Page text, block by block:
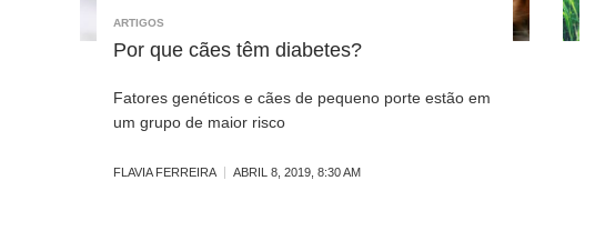
ARTIGOS
Por que cães têm diabetes?
Fatores genéticos e cães de pequeno porte estão em
um grupo de maior risco
FLAVIA FERREIRA ABRIL 8, 2019, 8:30 AM